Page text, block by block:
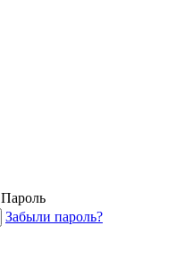
Пароль
Забыли пароль?